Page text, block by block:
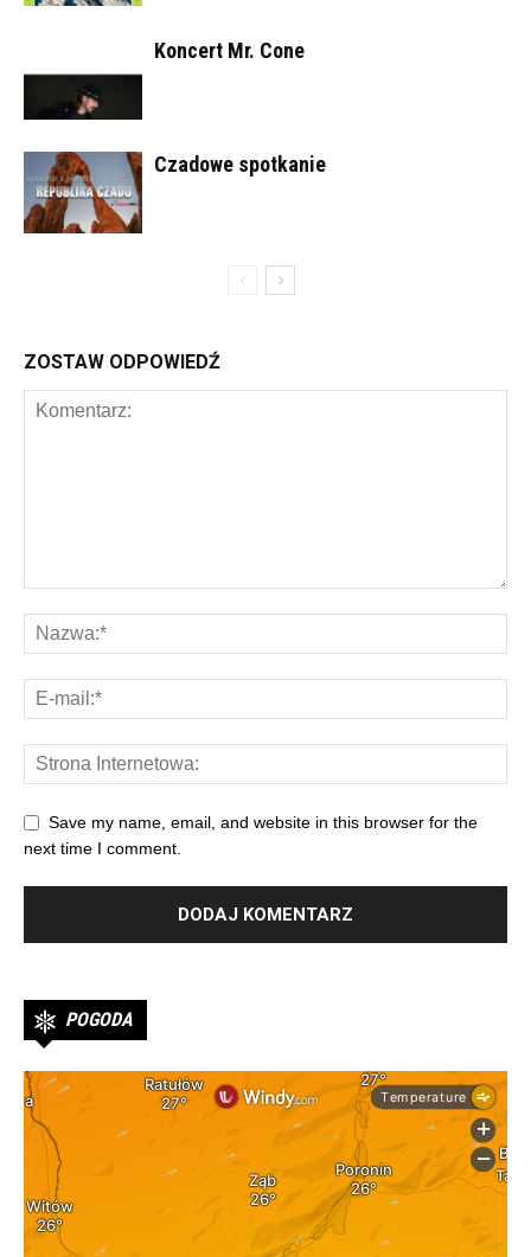
Koncert Mr. Cone
Czadowe spotkanie
ZOSTAW ODPOWIEDŹ
Save my name, email, and website in this browser for the
next time I comment.
POGODA